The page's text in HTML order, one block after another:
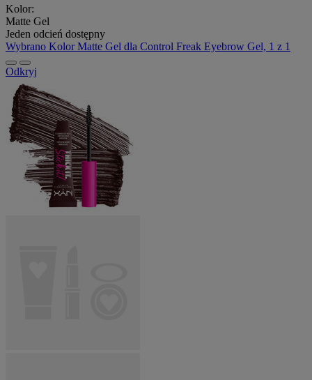
Kolor:
Matte Gel
Jeden odcień dostępny
Wybrano Kolor Matte Gel dla Control Freak Eyebrow Gel, 1 z 1
Odkryj